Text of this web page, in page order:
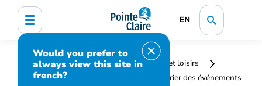
EN
Would you prefer to
always view this site in
french?
Accueil
Bibliothèque, culture, sports et loisirs
Programmation et inscription
Calendrier des événements